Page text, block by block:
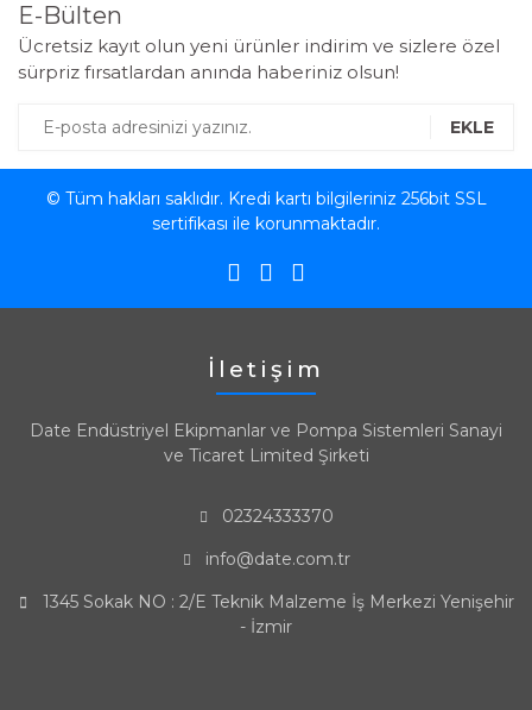
E-Bülten
Ücretsiz kayıt olun yeni ürünler indirim ve sizlere özel
sürpriz fırsatlardan anında haberiniz olsun!
EKLE
© Tüm hakları saklıdır. Kredi kartı bilgileriniz 256bit SSL
sertifikası ile korunmaktadır.
İletişim
Date Endüstriyel Ekipmanlar ve Pompa Sistemleri Sanayi
ve Ticaret Limited Şirketi
02324333370
info@date.com.tr
1345 Sokak NO : 2/E Teknik Malzeme İş Merkezi Yenişehir
- İzmir